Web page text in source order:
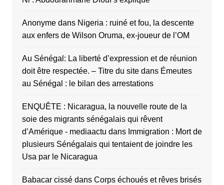
Anonymedans Nigeria : ruiné et fou, la descente
aux enfers de Wilson Oruma, ex-joueur de l’OM
Au Sénégal: La liberté d’expression et de réunion
doit être respectée. – Titre du sitedans Émeutes
au Sénégal : le bilan des arrestations
ENQUÊTE : Nicaragua, la nouvelle route de la
soie des migrants sénégalais qui rêvent
d’Amérique - mediaactu dans Immigration : Mort de
plusieurs Sénégalais qui tentaient de joindre les
Usa par le Nicaragua
Babacar cissédans Corps échoués et rêves brisés